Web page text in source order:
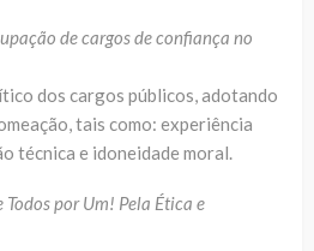
de cargos de confiança no
dos cargos públicos, adotando
tais como: experiência
técnica e idoneidade moral.
Todos por Um! Pela Ética e